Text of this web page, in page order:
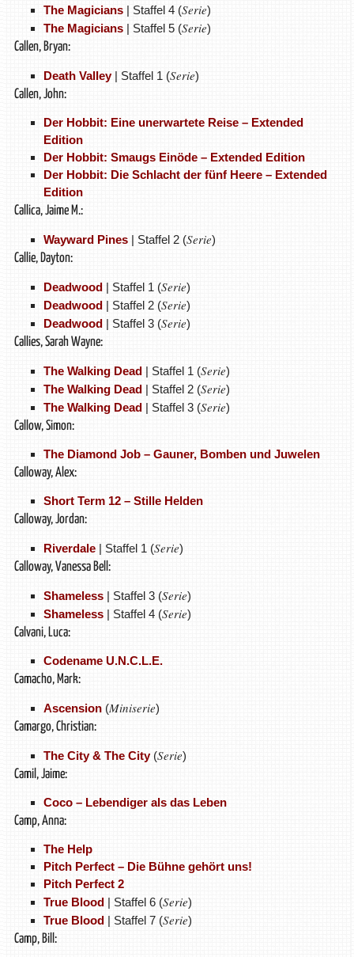
The Magicians | Staffel 4 (Serie)
The Magicians | Staffel 5 (Serie)
Callen, Bryan:
Death Valley| Staffel 1 (Serie)
Callen, John:
Der Hobbit: Eine unerwartete Reise – Extended
Edition
Der Hobbit: Smaugs Einöde – Extended Edition
Der Hobbit: Die Schlacht der fünf Heere – Extended
Edition
Callica, Jaime M.:
Wayward Pines | Staffel 2 (Serie)
Callie, Dayton:
Deadwood | Staffel 1 (Serie)
Deadwood | Staffel 2 (Serie)
Deadwood | Staffel 3 (Serie)
Callies, Sarah Wayne:
The Walking Dead | Staffel 1 (Serie)
The Walking Dead | Staffel 2 (Serie)
The Walking Dead | Staffel 3 (Serie)
Callow, Simon:
The Diamond Job – Gauner, Bomben und Juwelen
Calloway, Alex:
Short Term 12 – Stille Helden
Calloway, Jordan:
Riverdale | Staffel 1 (Serie)
Calloway, Vanessa Bell:
Shameless | Staffel 3 (Serie)
Shameless | Staffel 4 (Serie)
Calvani, Luca:
Codename U.N.C.L.E.
Camacho, Mark:
Ascension (Miniserie)
Camargo, Christian:
The City & The City(Serie)
Camil, Jaime:
Coco – Lebendiger als das Leben
Camp, Anna:
The Help
Pitch Perfect – Die Bühne gehört uns!
Pitch Perfect 2
True Blood | Staffel 6 (Serie)
True Blood | Staffel 7 (Serie)
Camp, Bill: